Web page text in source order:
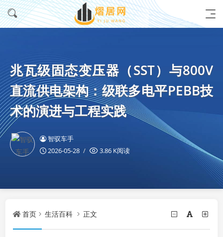
兆瓦级固态变压器（SST）与800V
直流供电架构：级联多电平PEBB技
术的演进与工程实践
智驭车手
2026-05-28
3.86 K阅读
首页 生活百科 正文